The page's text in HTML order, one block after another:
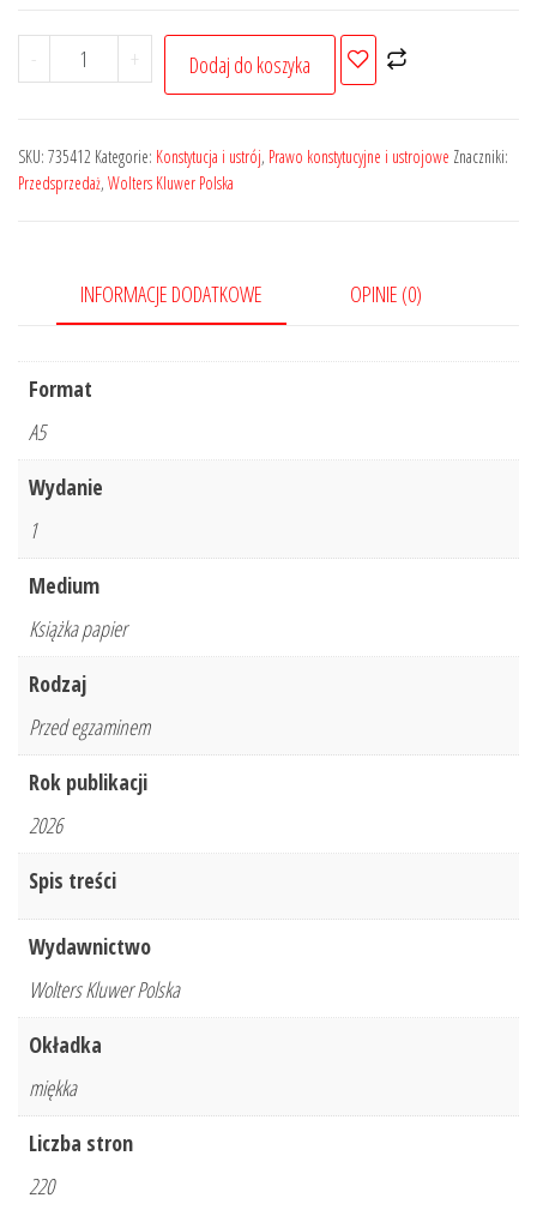
-
ilość
Konstytucyjny
organów
państwowych
+ Dodaj do koszyka
SKU: 735412 Kategorie: Konstytucja i ustrój, Prawo konstytucyjne i ustrojowe Znaczniki:
Przedsprzedaż, Wolters Kluwer Polska
INFORMACJE DODATKOWE OPINIE (0)
Format
A5
Wydanie
1
Medium
Książka papier
Rodzaj
Przed egzaminem
Rok publikacji
2026
Spis treści
Wydawnictwo
Wolters Kluwer Polska
Okładka
miękka
Liczba stron
220